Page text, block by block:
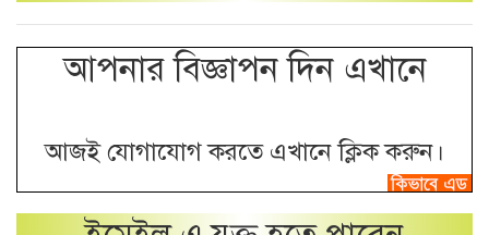
আপনার বিজ্ঞাপন দিন এখানে
আজই যোগাযোগ করতে এখানে ক্লিক করুন।